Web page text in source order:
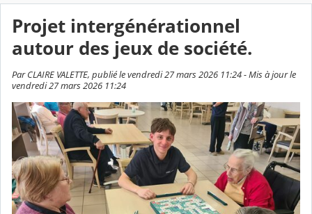
Projet intergénérationnel
autour des jeux de société.
Par CLAIRE VALETTE, publié le vendredi 27 mars 2026 11:24 - Mis à jour le
vendredi 27 mars 2026 11:24